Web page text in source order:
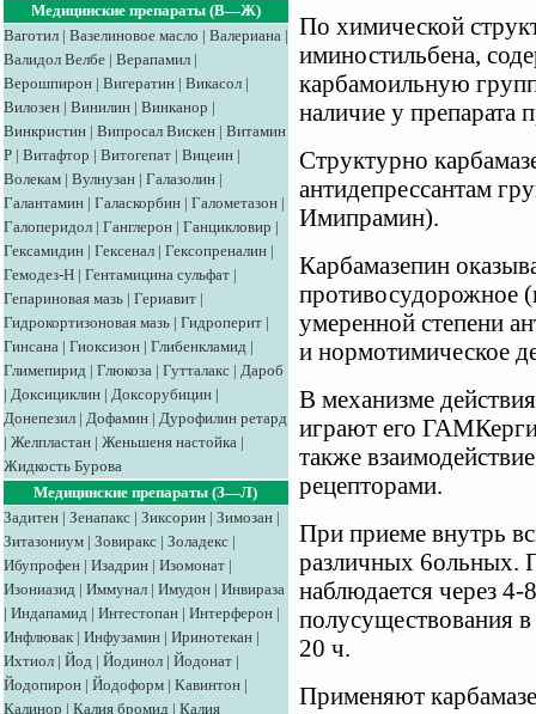
Медицинские препараты (В—Ж)
Ваготил | Вазелиновое масло | Валериана |
Валидол Велбе | Верапамил |
Верошпирон | Вигератин | Викасол |
Вилозен | Винилин | Винканор |
Винкристин | Випросал Вискен | Витамин
Р | Витафтор | Витогепат | Вицеин |
Волекам | Вулнузан | Галазолин |
Галантамин | Галаскорбин | Галометазон |
Галоперидол | Ганглерон | Ганцикловир |
Гексамидин | Гексенал | Гексопреналин |
Гемодез-Н | Гентамицина сульфат |
Гепариновая мазь | Гериавит |
Гидрокортизоновая мазь | Гидроперит |
Гинсана | Гиоксизон | Глибенкламид |
Глимепирид | Глюкоза | Гутталакс | Дароб
| Доксициклин | Доксорубицин |
Донепезил | Дофамин | Дурофилин ретард
| Желпластан | Женьшеня настойка |
Жидкость Бурова
Медицинские препараты (З—Л)
Задитен | Зенапакс | Зиксорин | Зимозан |
Зитазониум | Зовиракс | Золадекс |
Ибупрофен | Изадрин | Изомонат |
Изониазид | Иммунал | Имудон | Инвираза
| Индапамид | Интестопан | Интерферон |
Инфлювак | Инфузамин | Иринотекан |
Ихтиол | Йод | Йодинол | Йодонат |
Йодопирон | Йодоформ | Кавинтон |
Калинор | Калия бромид | Калия
По химической
иминостильбена,
карбамоильную
наличие у препарата
Структурно
антидепрессантам
Имипрамин).
Карбамазепин
противосудорожное
умеренной степени
и нормотимическое
В механизме
играют его
также
рецепторами.
При приеме внутрь
различных 6ольных.
наблюдается через
полусуществования в
20 ч.
Применяют